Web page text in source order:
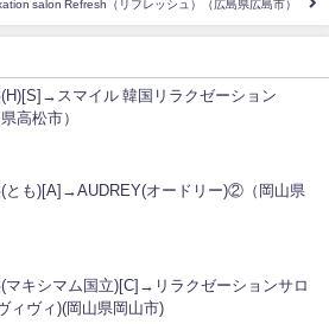
salon Refresh（リフレッシュ）（広島県広島市）
スマイル 韓国リラクゼーション
高松市）
とも)[A]→AUDREY(オードリー)②（岡山県
マキシマム国立)[C]→リラクゼーションサロ
ィヴィ)(岡山県岡山市)